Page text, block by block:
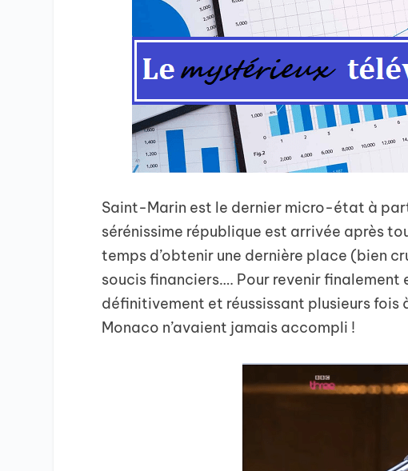
Saint-Marin est le dernier micro-état à
sérénissime république est arrivée après
temps d’obtenir une dernière place (bien
soucis financiers…. Pour revenir
définitivement et réussissant plusieurs
Monaco n’avaient jamais accompli !